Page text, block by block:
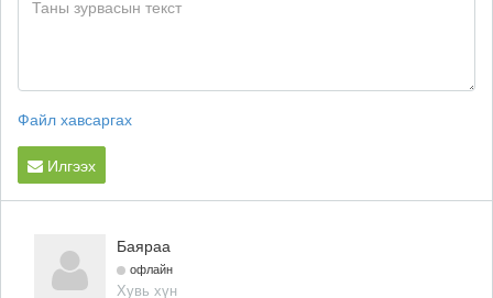
Файл хавсаргах
Илгээх
Баяраа
офлайн
Хувь хүн